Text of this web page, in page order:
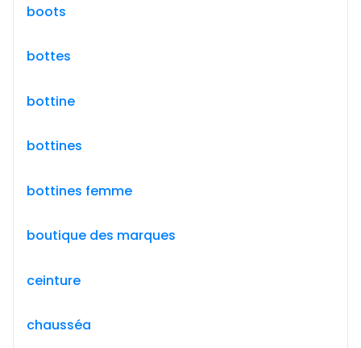
boots
bottes
bottine
bottines
bottines femme
boutique des marques
ceinture
chausséa